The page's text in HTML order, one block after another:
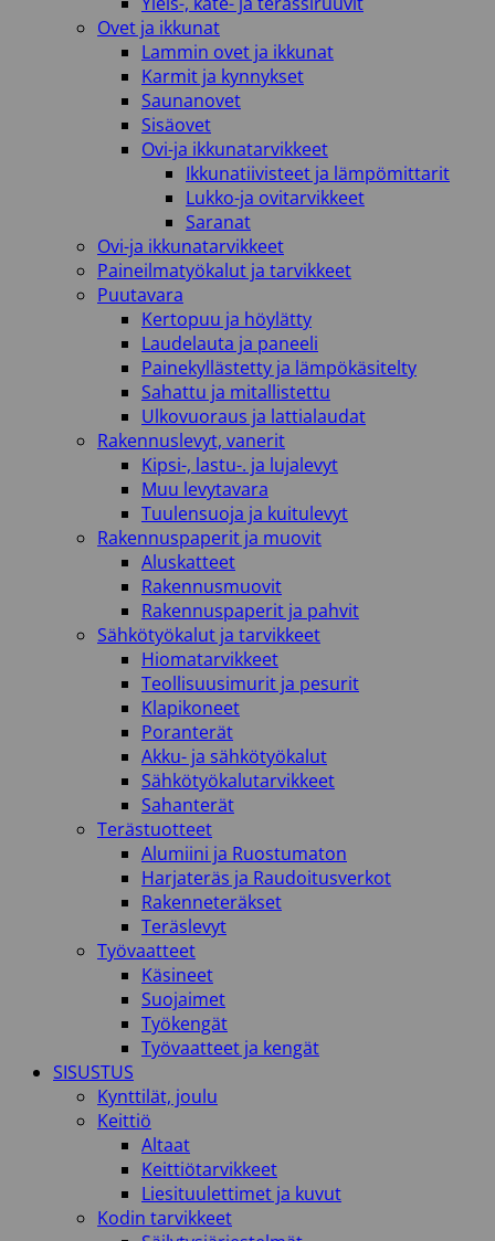
Ovet ja ikkunat
Lammin ovet ja ikkunat
Karmit ja kynnykset
Saunanovet
Sisäovet
Ovi-ja ikkunatarvikkeet
Ikkunatiivisteet ja lämpömittarit
Lukko-ja ovitarvikkeet
Saranat
Ovi-ja ikkunatarvikkeet
Paineilmatyökalut ja tarvikkeet
Puutavara
Kertopuu ja höylätty
Laudelauta ja paneeli
Painekyllästetty ja lämpökäsitelty
Sahattu ja mitallistettu
Ulkovuoraus ja lattialaudat
Rakennuslevyt, vanerit
Kipsi-, lastu-. ja lujalevyt
Muu levytavara
Tuulensuoja ja kuitulevyt
Rakennuspaperit ja muovit
Aluskatteet
Rakennusmuovit
Rakennuspaperit ja pahvit
Sähkötyökalut ja tarvikkeet
Hiomatarvikkeet
Teollisuusimurit ja pesurit
Klapikoneet
Poranterät
Akku- ja sähkötyökalut
Sähkötyökalutarvikkeet
Sahanterät
Terästuotteet
Alumiini ja Ruostumaton
Harjateräs ja Raudoitusverkot
Rakenneteräkset
Teräslevyt
Työvaatteet
Käsineet
Suojaimet
Työkengät
Työvaatteet ja kengät
SISUSTUS
Kynttilät, joulu
Keittiö
Altaat
Keittiötarvikkeet
Liesituulettimet ja kuvut
Kodin tarvikkeet